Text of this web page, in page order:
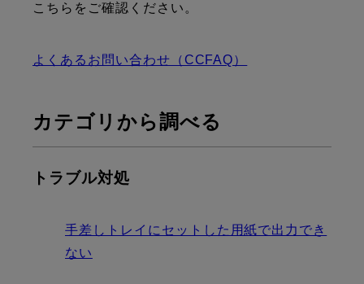
こちらをご確認ください。
よくあるお問い合わせ（CCFAQ）
カテゴリから調べる
トラブル対処
手差しトレイにセットした用紙で出力でき
ない